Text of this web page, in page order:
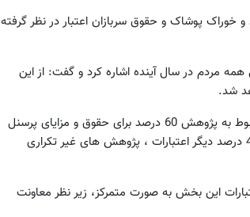
خوراک پوشاک و حقوق سربازان اعتبار در نظر گرفته
مردم در سال آینده اشاره کرد و گفت: از این
شد.
احمدی نژاد با بیان اینکه بررسی ها نشان می دهد که از اعتبارات مربوط به پژوهش 60 درصد برای حقوق و مزایای پرسنل
مراکز پژوهشی اختصاص می یابد گفت: مشخص هم نیست که با 40 درصد دیگر اعتبارات ، پژوهش های غیر تکراری
این بخش به صورت متمرکز، زیر نظر معاونت